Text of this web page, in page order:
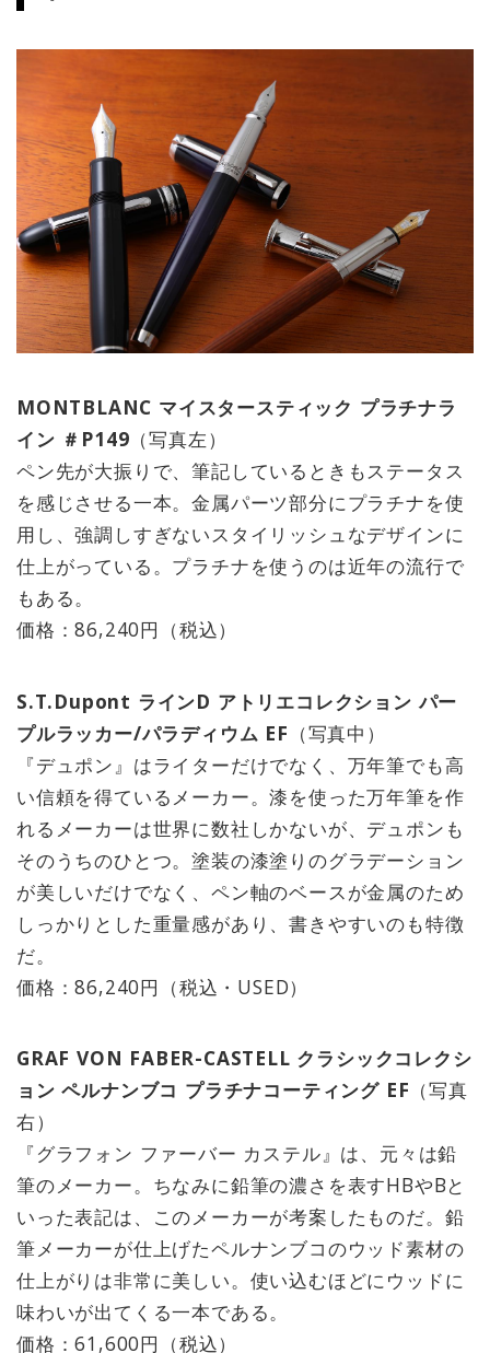
MONTBLANC マイスタースティック プラチナラ
イン ＃P149 （写真左）
ペン先が大振りで、筆記しているときもステータス
を感じさせる一本。金属パーツ部分にプラチナを使
用し、強調しすぎないスタイリッシュなデザインに
仕上がっている。プラチナを使うのは近年の流行で
もある。
価格：86,240円（税込）
S.T.Dupont ラインD アトリエコレクション パー
プルラッカー/パラディウム EF （写真中）
『デュポン』はライターだけでなく、万年筆でも高
い信頼を得ているメーカー。漆を使った万年筆を作
れるメーカーは世界に数社しかないが、デュポンも
そのうちのひとつ。塗装の漆塗りのグラデーション
が美しいだけでなく、ペン軸のベースが金属のため
しっかりとした重量感があり、書きやすいのも特徴
だ。
価格：86,240円（税込・USED）
GRAF VON FABER-CASTELL クラシックコレクシ
ョン ペルナンブコ プラチナコーティング EF （写真
右）
『グラフォン ファーバー カステル』は、元々は鉛
筆のメーカー。ちなみに鉛筆の濃さを表すHBやBと
いった表記は、このメーカーが考案したものだ。鉛
筆メーカーが仕上げたペルナンブコのウッド素材の
仕上がりは非常に美しい。使い込むほどにウッドに
味わいが出てくる一本である。
価格：61,600円（税込）